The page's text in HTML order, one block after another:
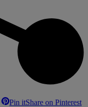
Pin itShare on Pinterest